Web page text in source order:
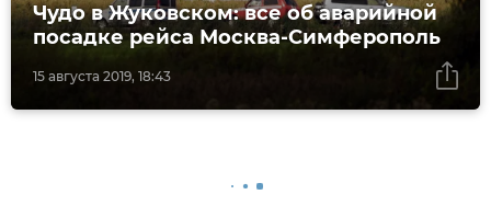
15 августа 2019, 18:43
Чудо в Жуковском: все об аварийной
посадке рейса Москва-Симферополь